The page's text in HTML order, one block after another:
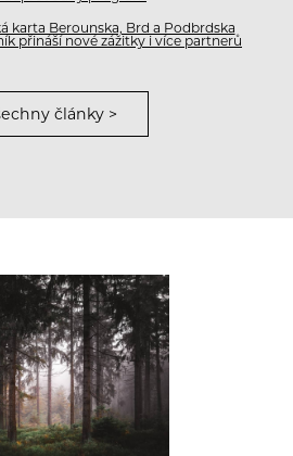
karta Berounska, Brd a Podbrdska
přináší nové zážitky i více partnerů
články >